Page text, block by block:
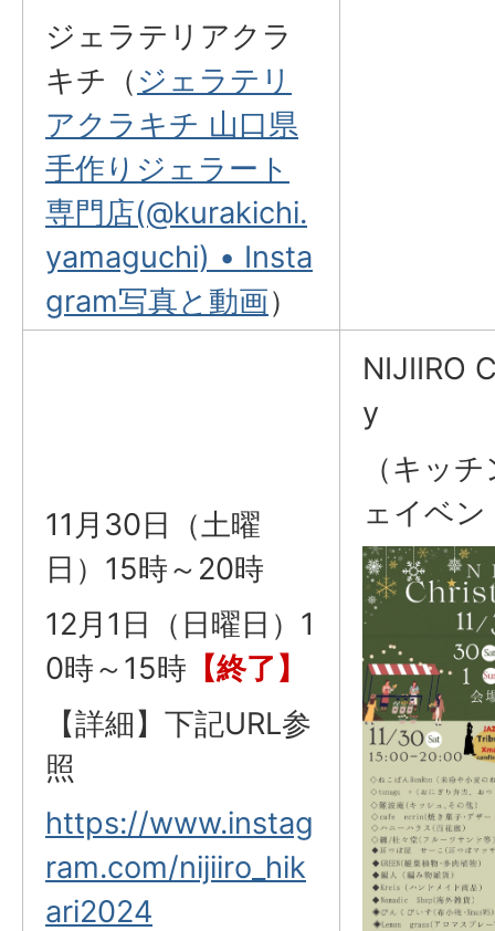
ジェラテリアクラ
キチ（ ジェラテリ
アクラキチ 山口県
手作りジェラート
専門店(@kurakichi.
yamaguchi) • Insta
gram写真と動画）
11月30日（土曜
日）15時～20時
12月1日（日曜日）1
0時～15時 【終了】
【詳細】下記URL参
照
https://www.instag
ram.com/nijiiro_hik
ari2024
NIJIIRO
y
（キッ
ェイベン